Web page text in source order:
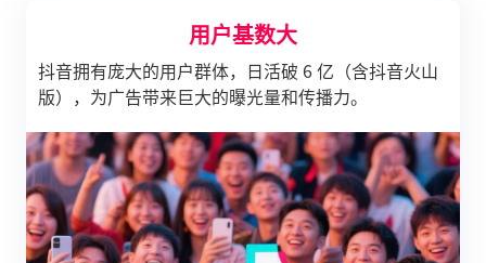
用户基数大
抖音拥有庞大的用户群体，日活破 6 亿（含抖音火山
版），为广告带来巨大的曝光量和传播力。